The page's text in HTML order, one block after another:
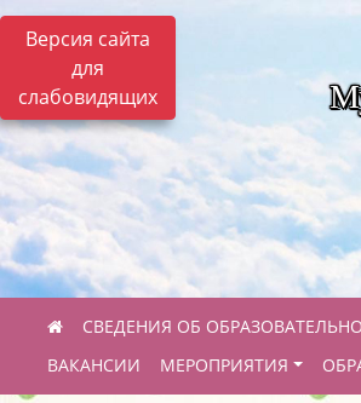
Версия сайта
для
слабовидящих
СВЕДЕНИЯ ОБ
ВАКАНСИИ
МЕРОПРИЯТИЯ